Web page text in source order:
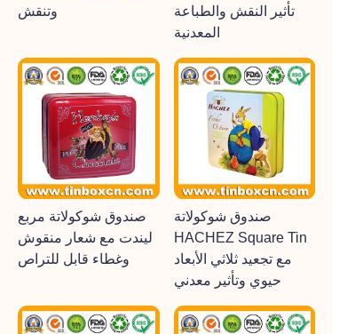
وتنقش
تأثير النقش والطباعة
المعدنية
صندوق شوكولاتة مربع
ليندت مع شعار منقوش
وغطاء قابل للتراص
صندوق شوكولاتة
HACHEZ Square Tin
مع تجعيد ثلاثي الأبعاد
حيوي وتأثير معدني